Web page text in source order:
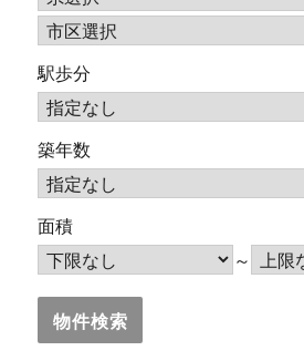
駅歩分
築年数
面積
～